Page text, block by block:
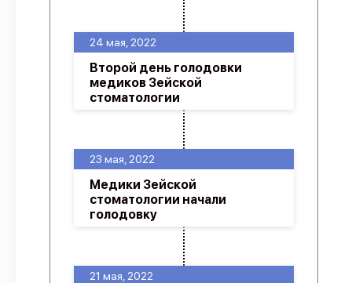
21 мая, 2022
23 мая, 2022
Медики Зейской
стоматологии начали
голодовку
24 мая, 2022
Второй день голодовки
медиков Зейской
стоматологии